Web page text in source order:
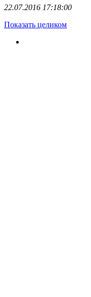
22.07.2016 17:18:00
Показать целиком